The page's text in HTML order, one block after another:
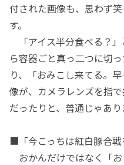
付された画像も、思わず
す。
「アイス半分食べる？
ら容器ごと真っ二つに切
り、「おみこし来てる。
像が、カメラレンズを指
だったりと、普通じゃあり
■「今こっちは紅白豚合戦
おかんだけではなく「お